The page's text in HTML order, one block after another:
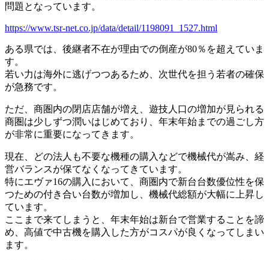
問題となっています。
https://www.tsr-net.co.jp/data/detail/1198091_1527.html
ある県では、後継者不在が理由での倒産が80％を超えていま
す。
若い力は海外に逃げつつあるため、次世代を担う若者の確保
が急務です。
ただ、商圏内の閉店店舗が増え、遊技人口の増加が見られる
商圏は少しずつ潤いはじめており、年末年始までの過ごし方
が非常に重要になってきます。
現在、どの法人も不要な機種の購入などで機械代が嵩み、経
営バランスが保てなくなってきています。
特にエヴァ16の購入において、商圏内で新台台数優位性を保
つための付き合い台数が増加し、機械代総額が大幅に上昇し
ています。
ここまで来てしまうと、年末年始は新台で営業することを諦
め、高値で中古機を購入した方がコスパが良くなってしまい
ます。